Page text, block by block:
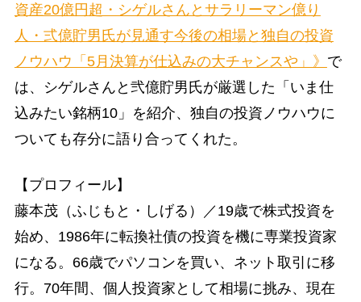
資産20億円超・シゲルさんとサラリーマン億り
人・弍億貯男氏が見通す今後の相場と独自の投資
ノウハウ「5月決算が仕込みの大チャンスや」》 で
は、シゲルさんと弐億貯男氏が厳選した「いま仕
込みたい銘柄10」を紹介、独自の投資ノウハウに
ついても存分に語り合ってくれた。
【プロフィール】
藤本茂（ふじもと・しげる）／19歳で株式投資を
始め、1986年に転換社債の投資を機に専業投資家
になる。66歳でパソコンを買い、ネット取引に移
行。70年間、個人投資家として相場に挑み、現在